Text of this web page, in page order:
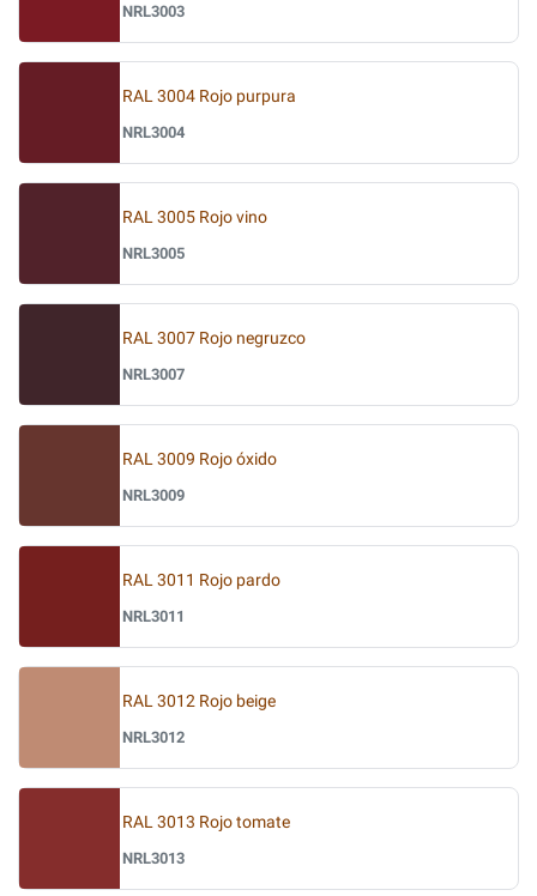
NRL3003
RAL 3004 Rojo purpura
NRL3004
RAL 3005 Rojo vino
NRL3005
RAL 3007 Rojo negruzco
NRL3007
RAL 3009 Rojo óxido
NRL3009
RAL 3011 Rojo pardo
NRL3011
RAL 3012 Rojo beige
NRL3012
RAL 3013 Rojo tomate
NRL3013